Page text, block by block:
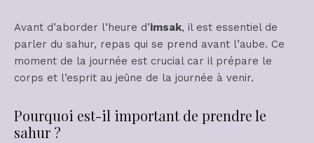
Avant d’aborder l’heure d’imsak, il est essentiel de
parler du sahur, repas qui se prend avant l’aube. Ce
moment de la journée est crucial car il prépare le
corps et l’esprit au jeûne de la journée à venir.
Pourquoi est-il important de prendre le
sahur ?